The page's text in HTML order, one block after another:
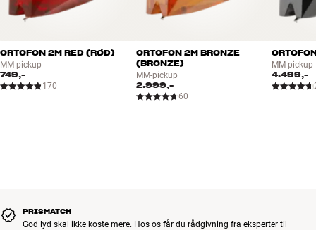
ORTOFON 2M RED (RØD)
MM-pickup
749,-
170
ORTOFON 2M BRONZE
(BRONZE)
MM-pickup
2.999,-
60
MM-pickup
4.499,-
PRISMATCH
God lyd skal ikke koste mere. Hos os får du rådgivning fra eksperter til